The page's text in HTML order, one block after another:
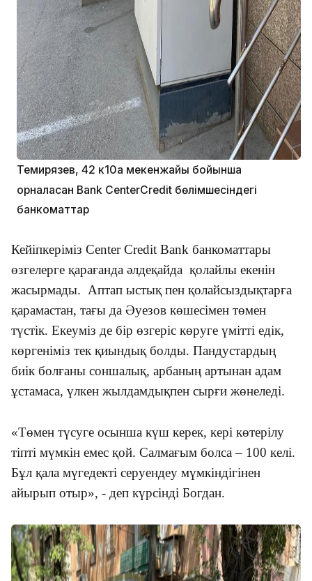
Темирязев, 42 к10а мекенжайы бойынша
орналасқан Bank CenterCredit бөлімшесіндегі
банкоматтар
Кейіпкеріміз Center Credit Bank банкоматтары
өзгелерге қарағанда әлдеқайда қолайлы екенін
жасырмады. Аптап ыстық пен қолайсыздықтарға
қарамастан, тағы да Әуезов көшесімен төмен
түстік. Екеуміз де бір өзгеріс көруге үмітті едік,
көргеніміз тек қиындық болды. Пандустардың
биік болғаны соншалық, арбаның артынан адам
ұстамаса, үлкен жылдамдықпен сырғи жөнеледі.
«Төмен түсуге осынша күш керек, кері көтерілу
тіпті мүмкін емес қой. Салмағым болса – 100 келі.
Бұл қала мүгедекті серуендеу мүмкіндігінен
айырып отыр», - деп күрсінді Богдан.